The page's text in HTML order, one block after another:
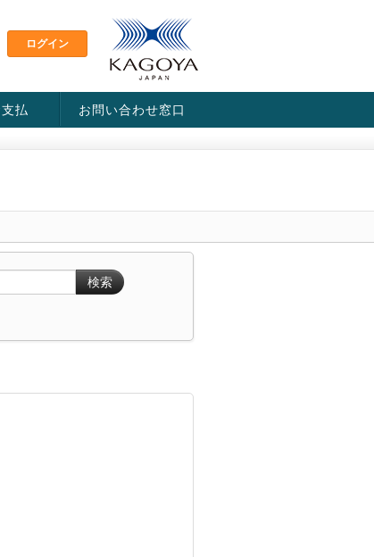
払 お問い合わせ窓口
検索